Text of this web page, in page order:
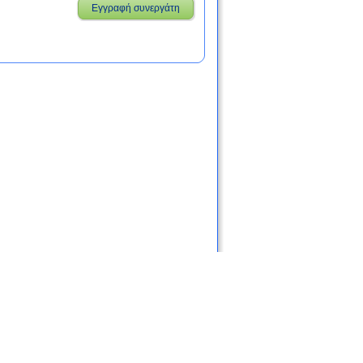
Εγγραφή συνεργάτη